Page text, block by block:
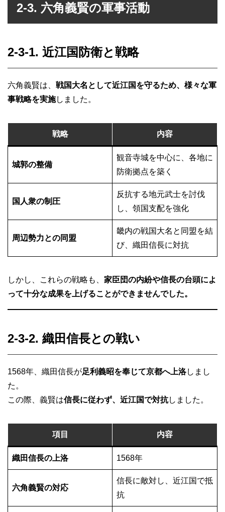
2-3. 六角義賢の軍事活動
2-3-1. 近江国防衛と戦略
六角義賢は、 戦国大名として近江国を守るため、様々な軍
事戦略を実施しました。
戦略 内容
城郭の整備
観音寺城を中心に、各地に
防衛拠点を築く
国人衆の制圧
反抗する地元武士を討伐
し、領国支配を強化
周辺勢力との同盟
畿内の戦国大名と同盟を結
び、織田信長に対抗
しかし、これらの戦略も、 家臣団の内紛や信長の台頭によ
って十分な成果を上げることができませんでした。
2-3-2. 織田信長との戦い
1568年、織田信長が足利義昭を奉じて京都へ上洛しまし
た。
この際、義賢は信長に従わず、近江国で対抗しました。
項目 内容
織田信長の上洛 1568年
六角義賢の対応
信長に敵対し、近江国で抵
抗